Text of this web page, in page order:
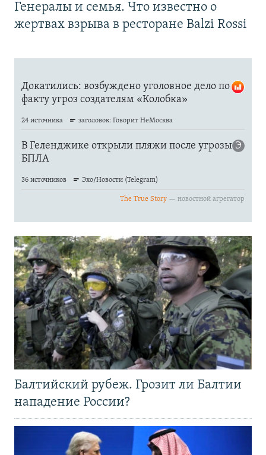
Генералы и семья. Что известно о
жертвах взрыва в ресторане Balzi Rossi
Балтийский рубеж. Грозит ли Балтии
нападение России?